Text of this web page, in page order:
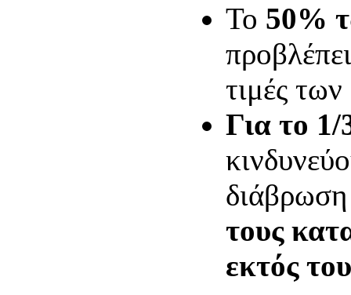
Το 50%
τιμές
Για το 1/
τους
εκτός